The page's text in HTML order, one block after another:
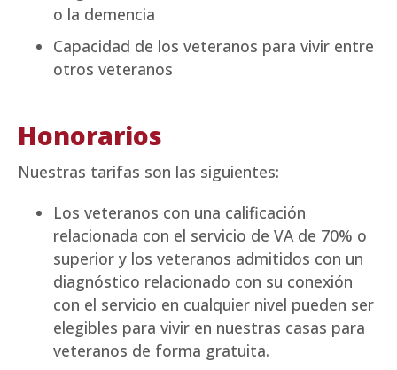
o la demencia
Capacidad de los veteranos para vivir entre
otros veteranos
Honorarios
Nuestras tarifas son las siguientes:
Los veteranos con una calificación
relacionada con el servicio de VA de 70% o
superior y los veteranos admitidos con un
diagnóstico relacionado con su conexión
con el servicio en cualquier nivel pueden ser
elegibles para vivir en nuestras casas para
veteranos de forma gratuita.